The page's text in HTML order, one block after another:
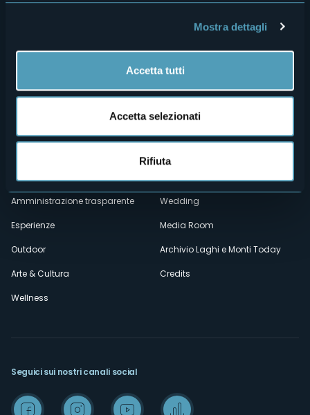
Mostra dettagli
Accetta tutti
Accetta selezionati
Rifiuta
Menù
secondario
Cookie Policy
Amministrazione trasparente
Esperienze
Outdoor
Arte & Cultura
Wellness
Wedding
Media Room
Archivio Laghi e Monti Today
Credits
Seguici sui nostri canali social